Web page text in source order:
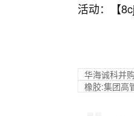
活动：【
华海诚科并
橡胶:集团高